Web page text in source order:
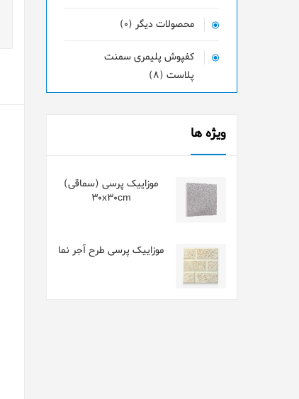
محصولات دیگر (0)
کفپوش پلیمری سمنت
پلاست (8)
ویژه ها
موزاییک پرسی (سماقی)
30x30cm
موزاییک پرسی طرح آجر نما